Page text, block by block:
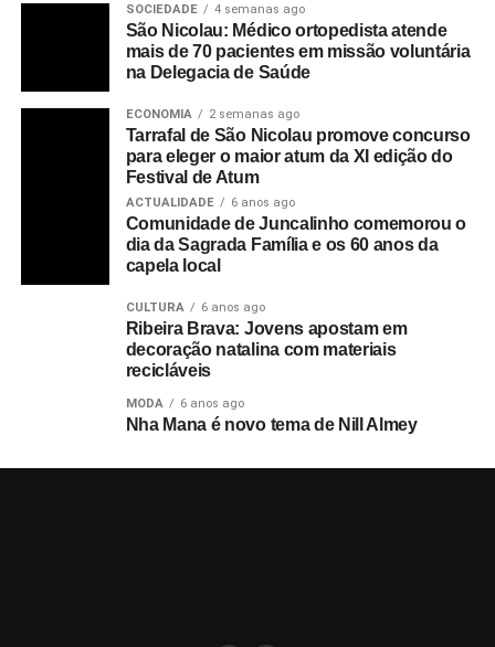
SOCIEDADE 4 semanas ago
São Nicolau: Médico ortopedista atende
mais de 70 pacientes em missão voluntária
na Delegacia de Saúde
ECONOMIA 2 semanas ago
Tarrafal de São Nicolau promove concurso
para eleger o maior atum da XI edição do
Festival de Atum
ACTUALIDADE 6 anos ago
Comunidade de Juncalinho comemorou o
dia da Sagrada Família e os 60 anos da
capela local
CULTURA 6 anos ago
Ribeira Brava: Jovens apostam em
decoração natalina com materiais
recicláveis
MODA 6 anos ago
Nha Mana é novo tema de Nill Almey